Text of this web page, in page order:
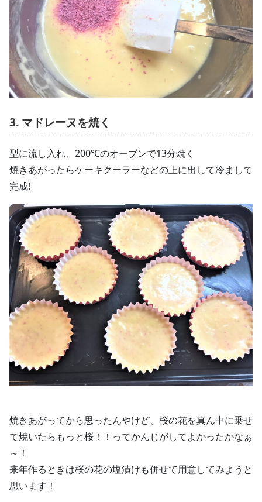
3. マドレーヌを焼く
型に流し入れ、200℃のオーブンで13分焼く
焼きあがったらケーキクーラーなどの上に出して冷まして
完成!
焼きあがってから思ったんやけど、桜の花を真ん中に乗せ
て焼いたらもっと桜！！ってかんじがしてよかったかなぁ
～！
来年作るときは桜の花の塩漬けも併せて用意してみようと
思います！